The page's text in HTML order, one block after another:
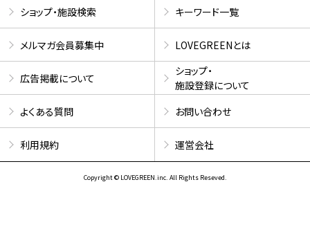
ショップ・施設検索 キーワード一覧
メルマガ会員募集中 LOVEGREENとは
広告掲載について
ショップ・
施設登録について
よくある質問
お問い合わせ
利用規約 運営会社
Copyright © LOVEGREEN.inc. All Rights Reseved.